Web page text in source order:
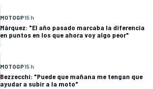
MOTOGP15 h
Márquez: "El año pasado marcaba la diferencia
en puntos en los que ahora voy algo peor"
MOTOGP15 h
Bezzecchi: "Puede que mañana me tengan que
ayudar a subir a la moto"